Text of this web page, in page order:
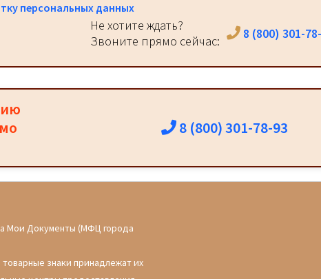
персональных данных
Не хотите ждать?
Звоните прямо сейчас:
8 (800) 301-
8 (800) 301-78-93
Мои Документы (МФЦ города
знаки принадлежат их